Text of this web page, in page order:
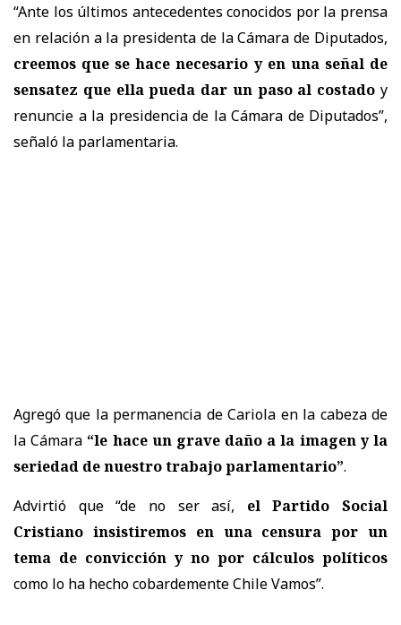
“Ante los últimos antecedentes conocidos por la prensa
en relación a la presidenta de la Cámara de Diputados,
creemos que se hace necesario y en una señal de
sensatez que ella pueda dar un paso al costado y
renuncie a la presidencia de la Cámara de Diputados”,
señaló la parlamentaria.
Agregó que la permanencia de Cariola en la cabeza de
la Cámara “le hace un grave daño a la imagen y la
seriedad de nuestro trabajo parlamentario”.
Advirtió que “de no ser así, el Partido Social
Cristiano insistiremos en una censura por un
tema de convicción y no por cálculos políticos
como lo ha hecho cobardemente Chile Vamos”.